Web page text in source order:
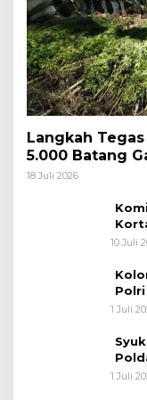
Langkah
5.000 Batang
Koops TNI
18 Juli 2026
10 Juli
Polri
ke-
1 Juli
1 Juli